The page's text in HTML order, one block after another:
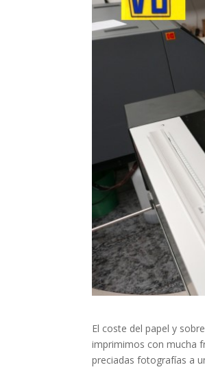
El coste del papel y
imprimimos con mucha
preciadas fotografías a